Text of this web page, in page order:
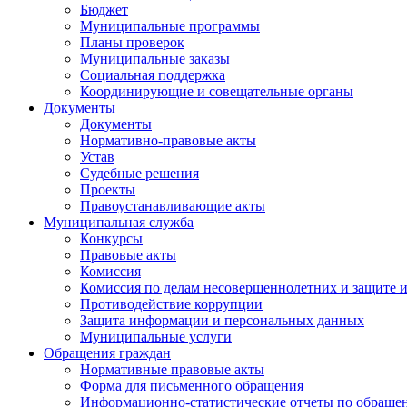
Бюджет
Муниципальные программы
Планы проверок
Муниципальные заказы
Социальная поддержка
Координирующие и совещательные органы
Документы
Документы
Нормативно-правовые акты
Устав
Судебные решения
Проекты
Правоустанавливающие акты
Муниципальная служба
Конкурсы
Правовые акты
Комиссия
Комиссия по делам несовершеннолетних и защите
Противодействие коррупции
Защита информации и персональных данных
Муниципальные услуги
Обращения граждан
Нормативные правовые акты
Форма для письменного обращения
Информационно-статистические отчеты по